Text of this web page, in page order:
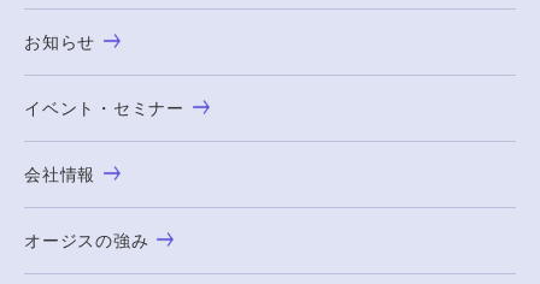
お知らせ
イベント・セミナー
会社情報
オージスの強み